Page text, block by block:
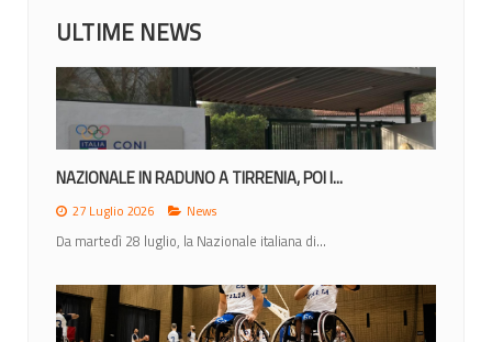
ULTIME NEWS
NAZIONALE IN RADUNO A TIRRENIA, POI I...
27 Luglio 2026 News
Da martedì 28 luglio, la Nazionale italiana di...